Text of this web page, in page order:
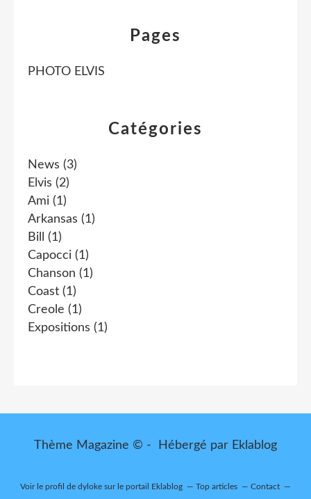
Catégories
News (3)
Elvis (2)
Ami (1)
Arkansas (1)
Bill
(1)
Capocci (1)
Chanson (1)
Coast (1)
Creole (1)
Expositions (1)
Pages
PHOTO ELVIS
Thème Magazine © - Hébergé par Eklablog
Voir le profil de dyloke sur le portail Eklablog Top articles Contact